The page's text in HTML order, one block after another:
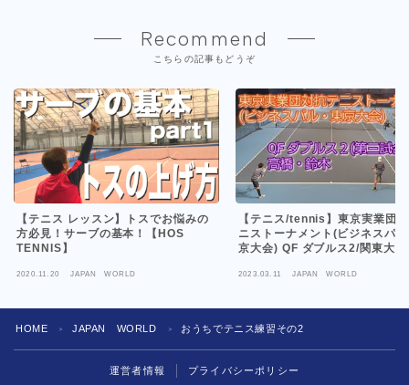
Recommend
こちらの記事もどうぞ
【テニス レッスン】トスでお悩みの
方必見！サーブの基本！【HOS
TENNIS】
2020.11.20 JAPAN WORLD
【テニス/tennis】東京実業団
ニストーナメント(ビジネスパ
京大会) QF ダブルス2/関東大会
2023.03.11 JAPAN WORLD
HOME ＞ JAPAN WORLD ＞ おうちでテニス練習その2
運営者情報 プライバシーポリシー